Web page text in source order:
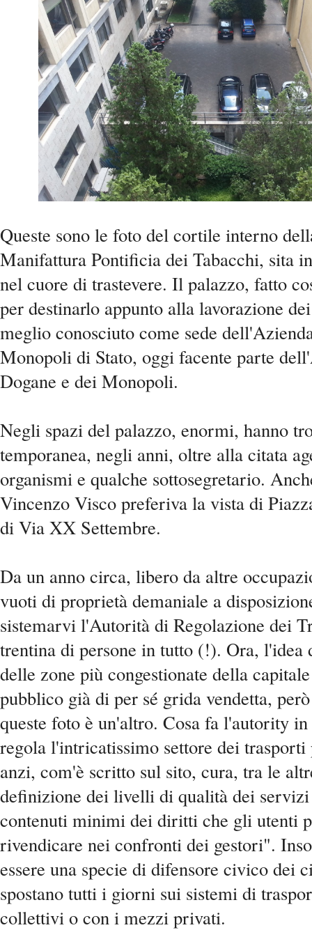
Queste sono le foto del cortile interno
Manifattura Pontificia dei Tabacchi, sita
nel cuore di trastevere. Il palazzo, fatto
per destinarlo appunto alla lavorazione
meglio conosciuto come sede
Monopoli di Stato, oggi facente parte
Dogane e dei Monopoli.
Negli spazi del palazzo, enormi, hanno
temporanea, negli anni, oltre alla citata
organismi e qualche sottosegretario.
Vincenzo Visco preferiva la vista di
di Via XX Settembre.
Da un anno circa, libero da altre
vuoti di proprietà demaniale a
sistemarvi l'Autorità di Regolazione dei
trentina di persone in tutto (!). Ora, l'idea
delle zone più congestionate della
pubblico già di per sé grida vendetta,
queste foto è un'altro. Cosa fa l'autority
regola l'intricatissimo settore dei
anzi, com'è scritto sul sito, cura, tra le
definizione dei livelli di qualità dei
contenuti minimi dei diritti che gli utenti
rivendicare nei confronti dei gestori".
essere una specie di difensore civico dei
spostano tutti i giorni sui sistemi di
collettivi o con i mezzi privati.